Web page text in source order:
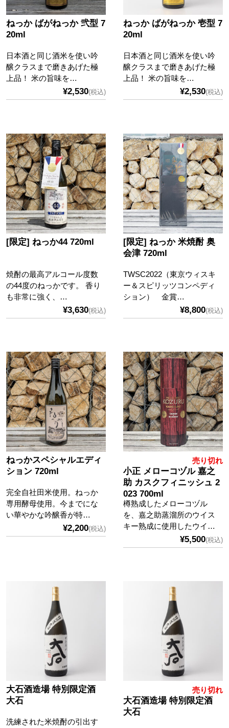
ねっか ばがねっか 弐型 7
20ml
日本酒と同じ酒米を使い吟
醸クラスまで磨きあげた極
上品！ 米の旨味を…
¥2,530(税込)
ねっか ばがねっか 壱型 7
20ml
日本酒と同じ酒米を使い吟
醸クラスまで磨きあげた極
上品！ 米の旨味を…
¥2,530(税込)
[限定] ねっか44 720ml
焼酎の最高アルコール度数
の44度のねっかです。 香り
も非常に強く、…
¥3,630(税込)
[限定] ねっか 米焼酎 奥
会津 720ml
TWSC2022（東京ウィスキ
ー＆スピリッツコンペディ
ション） 金賞…
¥8,800(税込)
ねっかスペシャルエディ
ション 720ml
完全自社田米使用。ねっか
専用酵母使用。今までにな
い華やかな吟醸香が特…
¥2,200(税込)
売り切れ
小正 メローコヅル 嘉之
助 カスクフィニッシュ 2
023 700ml
樽熟成したメローコヅル
を、嘉之助蒸溜所のウイス
キー熟成に使用したウイ…
¥5,500(税込)
大石酒造場 特別限定酒
大石
洗練された米焼酎の引出す
売り切れ
大石酒造場 特別限定酒
大石